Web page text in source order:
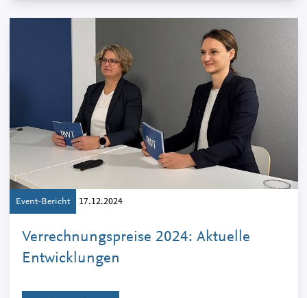
Event-Bericht 17.12.2024
Verrechnungspreise 2024: Aktuelle
Entwicklungen